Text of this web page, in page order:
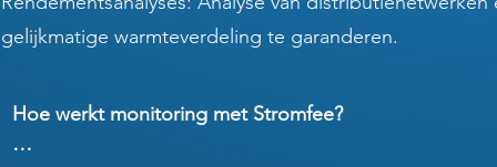
gelijkmatige warmteverdeling te garanderen.
Hoe werkt monitoring met Stromfee?